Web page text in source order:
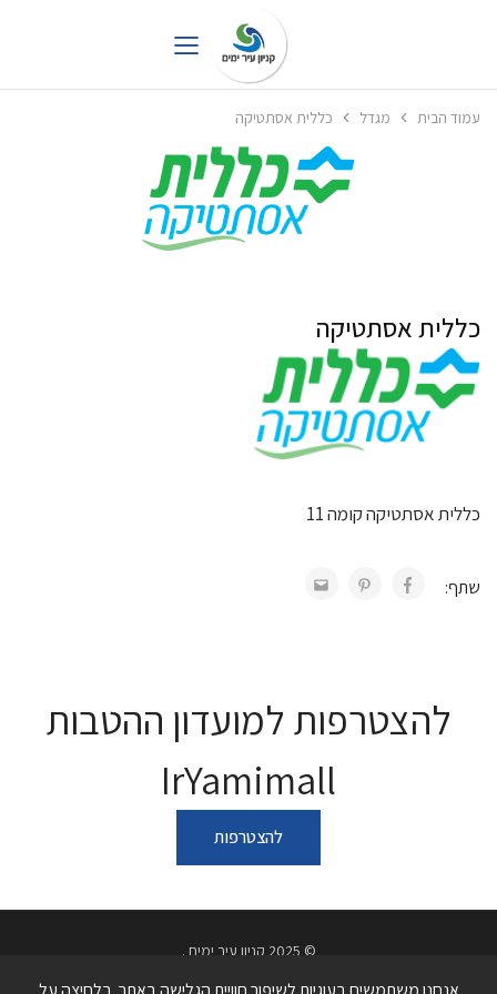
עמוד הבית מגדל כללית אסתטיקה
כללית אסתטיקה
כללית אסתטיקה קומה 11
שתף:
להצטרפות למועדון ההטבות
IrYamimall
להצטרפות
© 2025 קניון עיר ימים .
מדיניות פרטיות
תנאי שימוש באתר הצהרת נגישות